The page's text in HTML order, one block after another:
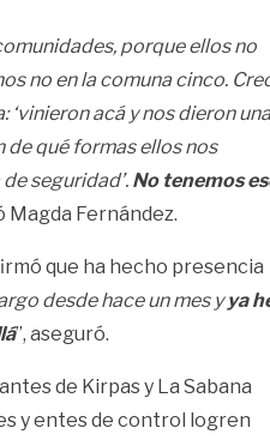
porque ellos no
no en la comuna cinco.
‘vinieron acá y nos dieron una
de qué formas ellos nos
seguridad’. No tenemos
Magda Fernández.
que ha hecho presencia
desde hace un mes yya
”, aseguró.
de Kirpas y La Sabana
y entes de control logren